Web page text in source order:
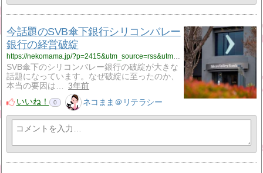
今話題のSVB傘下銀行シリコンバレー
銀行の経営破綻
https://nekomama.jp/?p=2415&utm_source=rss&utm_medium=rss&utm_campaign=%25e4%25bb%258a%25e8%25a9%25b1%25e9%25a1%258c%25e3%2581%25aesvb%25e5%2582%2598%25e4%25b8%258b%25e9%258a%2580%25e8%25a1%258c%25e3%2582%25b7%25e3%2583%25aa%25e3%2582%25b3%25e3%2583%25b3%25e3%2583%2590%25e3%2583%25ac%25e3%2583%25bc%25e9%258a%2580%25e8%25a1%258c%25e3%2581%25ae%25e7%25b5%258c%25e5%2596%25b6%25e7%25a0%25b4
SVB傘下のシリコンバレー銀行の破綻が大きな
話題になっています。なぜ破綻に至ったのか、
本当の要因は…
3年前
いいね！
0 ネコまま＠リテラシー